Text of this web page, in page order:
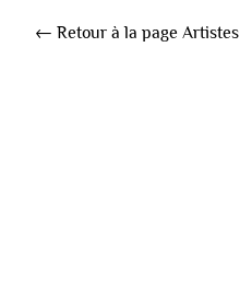
← Retour à la page Artistes